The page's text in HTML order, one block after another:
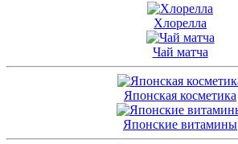
Хлорелла
Чай матча
Японская косметика
Японские витамины